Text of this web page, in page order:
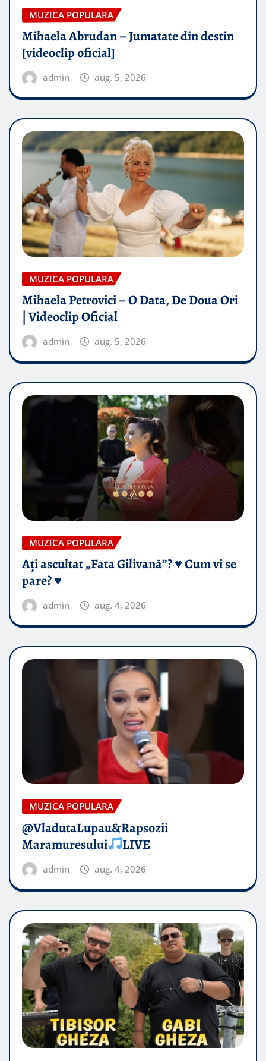
MUZICA POPULARA
Mihaela Abrudan – Jumatate din destin
[videoclip oficial]
admin aug. 5, 2026
MUZICA POPULARA
Mihaela Petrovici – O Data, De Doua Ori
| Videoclip Oficial
admin aug. 5, 2026
MUZICA POPULARA
Ați ascultat „Fata Gilivană”? ♥️ Cum vi se
pare? ♥️
admin aug. 4, 2026
MUZICA POPULARA
@VladutaLupau&Rapsozii
Maramuresului
LIVE
admin aug. 4, 2026